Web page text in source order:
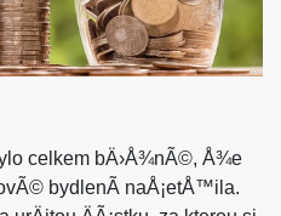
celkem bÄ›Å¾nÃ©, Å¾e
bydlenÃ­ naÅ¡etÅ™ila.